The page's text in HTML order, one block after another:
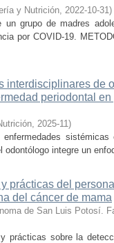
y Nutrición, 2022-10-31)
grupo de madres
por COVID-19.
interdisciplinares de
periodontal
, 2025-11)
enfermedades
odontólogo integre un
prácticas del
del cáncer de mama
de San Luis Potosí.
prácticas sobre la